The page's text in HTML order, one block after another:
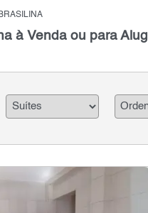
à Venda ou para